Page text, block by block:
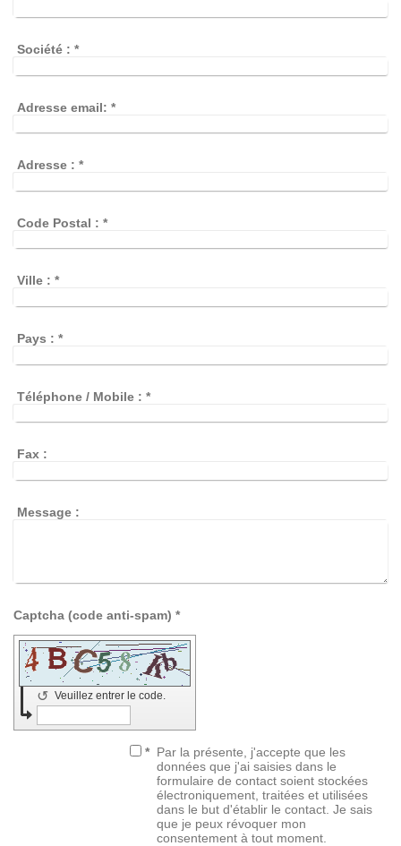
Société : *
Adresse email: *
Adresse : *
Code Postal : *
Ville : *
Pays : *
Téléphone / Mobile : *
Fax :
Message :
Captcha (code anti-spam) *
Veuillez entrer le code.
↺
* Par la présente, j'accepte que les
données que j'ai saisies dans le
formulaire de contact soient stockées
électroniquement, traitées et utilisées
dans le but d'établir le contact. Je sais
que je peux révoquer mon
consentement à tout moment.